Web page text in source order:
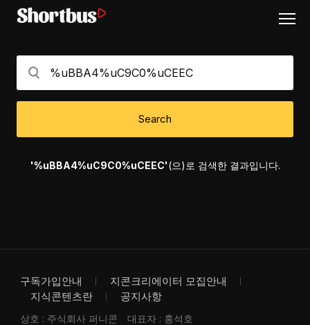
Search
'%uBBA4%uC9C0%uCEEC'(으)로 검색한 결과입니다.
구독가입안내
지콘크리에이터 모집안내
지식콘텐츠란
공지사항
상호 : 주식회사 퍼니콘
대표자 : 홍석호